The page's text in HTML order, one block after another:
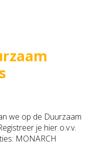
we op de Duurzaam
je hier o.v.v.
MONARCH